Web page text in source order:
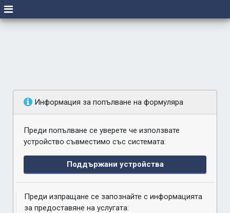
Информация за попълване на формуляра
Преди попълване се уверете че използвате
устройство съвместимо със системата:
Поддържани устройства
Преди изпращане се запознайте с информацията
за предоставяне на услугата: